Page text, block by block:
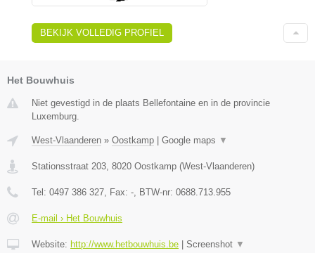
BEKIJK VOLLEDIG PROFIEL
Het Bouwhuis
Niet gevestigd in de plaats Bellefontaine en in de provincie
Luxemburg.
West-Vlaanderen » Oostkamp | Google maps ▼
Stationsstraat 203 8020 Oostkamp (West-Vlaanderen)
Tel: 0497 386 327 , Fax: - , BTW-nr: 0688.713.955
E-mail › Het Bouwhuis
Website: http://www.hetbouwhuis.be | Screenshot ▼